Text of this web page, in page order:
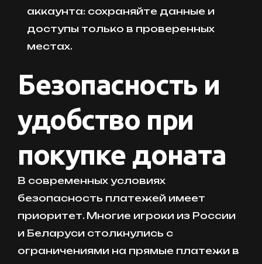
аккаунта: сохраняйте данные и
доступы только в проверенных
местах.
Безопасность и
удобство при
покупке доната
В современных условиях
безопасность платежей имеет
приоритет. Многие игроки из России
и Беларуси столкнулись с
ограничениями на прямые платежи в